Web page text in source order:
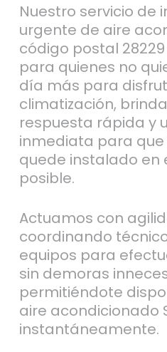
Nuestro servicio de
urgente de aire
código postal
para quienes no
día más para
climatización,
respuesta rápida y
inmediata para que
quede instalado en
posible.
Actuamos con
coordinando
equipos para
sin demoras
permitiéndote
aire acondicionado
instantáneamente.